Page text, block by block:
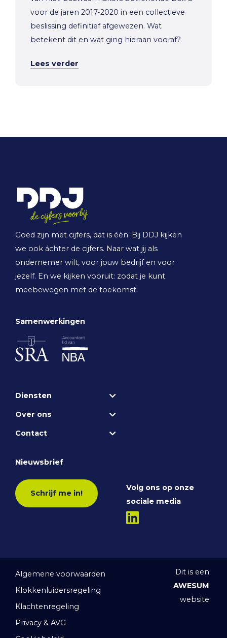
voor de jaren 2017-2020 in een collectieve
beslissing definitief afgewezen. Wat
betekent dit en wat ging hieraan vooraf?
Lees verder
Goed zijn met cijfers, dat is één. Bij DDJ kijken
we ook áchter de cijfers. Naar wat jij als
ondernemer wilt, voor jouw bedrijf en voor
jezelf. En we kijken vooruit: zodat je kunt
meebewegen met de toekomst.
Samenwerkingen
Diensten
Over ons
Contact
Nieuwsbrief
Schrijf me in!
Volg ons op onze
sociale media
Algemene voorwaarden
Klokkenluidersregeling
Klachtenregeling
Privacy & AVG
Dit is een
AWESUM
website